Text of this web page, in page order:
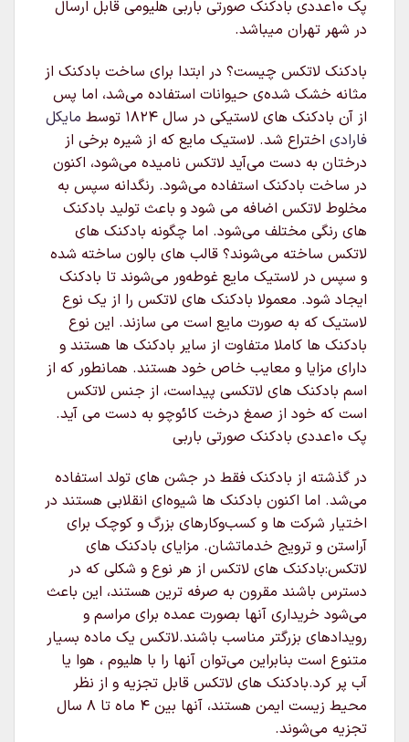
پک 10عددی بادکنک صورتی باربی هلیومی قابل ارسال
در شهر تهران میباشد.
بادکنک لاتکس چیست؟ در ابتدا برای ساخت بادکنک از
مثانه خشک شده‌ی حیوانات استفاده می‌شد، اما پس
از آن بادکنک های لاستیکی در سال ۱۸۲۴ توسط
مایکل
فارادی اختراع شد. لاستیک مایع که از شیره برخی از
درختان به دست می‌آید لاتکس نامیده می‌شود، اکنون
در ساخت بادکنک استفاده می‌شود. رنگدانه سپس به
مخلوط لاتکس اضافه می شود و باعث تولید بادکنک
های رنگی مختلف می‌شود. اما چگونه بادکنک های
لاتکس ساخته می‌شوند؟ قالب های بالون ساخته شده
و سپس در لاستیک مایع غوطه‌ور می‌شوند تا بادکنک
ایجاد شود. معمولا بادکنک های لاتکس را از یک نوع
لاستیک که به صورت مایع است می سازند. این نوع
بادکنک ها کاملا متفاوت از سایر بادکنک ها هستند و
دارای مزایا و معایب خاص خود هستند. همانطور که از
اسم بادکنک های لاتکسی پیداست، از جنس لاتکس
است که خود از صمغ درخت کائوچو به دست می آید.
پک 10عددی بادکنک صورتی باربی
در گذشته از بادکنک فقط در جشن های تولد استفاده
می‌شد. اما اکنون بادکنک ها شیوه‌ای انقلابی هستند در
اختیار شرکت ها و کسب‌وکارهای بزرگ و کوچک برای
آراستن و ترویج خدماتشان. مزایای بادکنک های
لاتکس:بادکنک های لاتکس از هر نوع و شکلی که در
دسترس باشند مقرون به صرفه ترین هستند، این باعث
می‌شود خریداری آنها بصورت عمده برای مراسم و
رویدادهای بزرگتر مناسب باشند.لاتکس یک ماده بسیار
متنوع است بنابراین می‌توان آنها را با هلیوم ، هوا یا
آب پر کرد.بادکنک های لاتکس قابل تجزیه و از نظر
محیط زیست ایمن هستند، آنها بین ۴ ماه تا ۸ سال
تجزیه می‌شوند.